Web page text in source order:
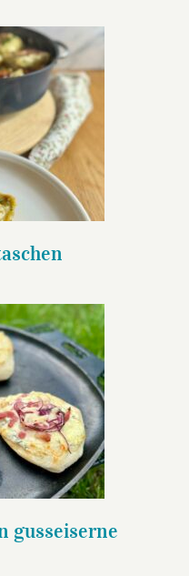
flach
gusseiserne